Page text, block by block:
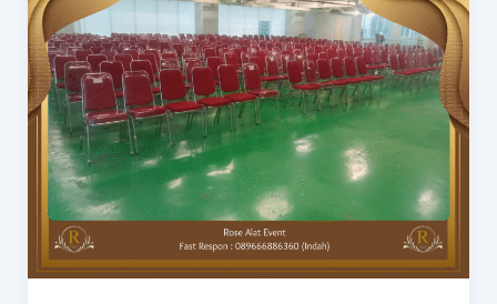
Susun
Area
Sekitar
Margasari